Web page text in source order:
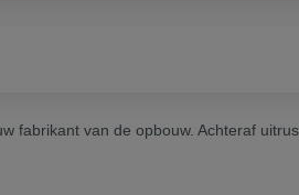
fabrikant van de opbouw. Achteraf